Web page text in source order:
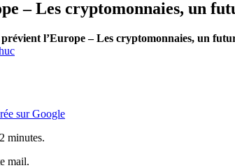
– Les cryptomonnaies, un
l’Europe – Les cryptomonnaies, un
sur Google
minutes.
mail.